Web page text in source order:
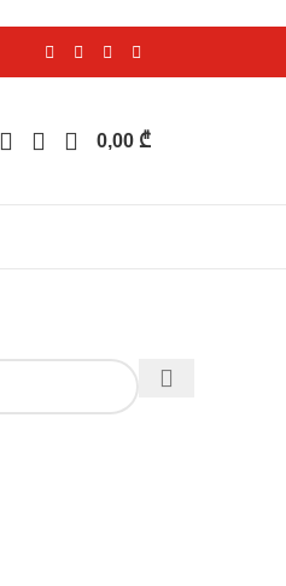
0,00 ₾